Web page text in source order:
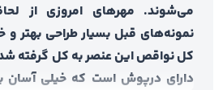
می‌شوند‌. مهرهای امروزی از
نمونه‌های قبل بسیار طراحی بهتر و
کل نواقص این عنصر به کل گرفته
دارای درپوش است که خیلی آسان